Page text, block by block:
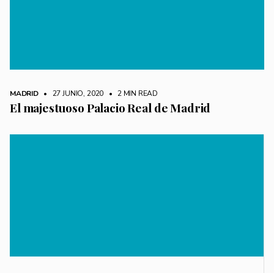
MADRID • 27 JUNIO, 2020 • 2 MIN READ
El majestuoso Palacio Real de Madrid